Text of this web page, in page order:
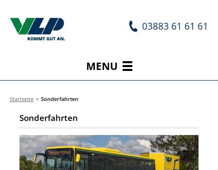
03883 61 61 61
MENU
Startseite » Sonderfahrten
Sonderfahrten